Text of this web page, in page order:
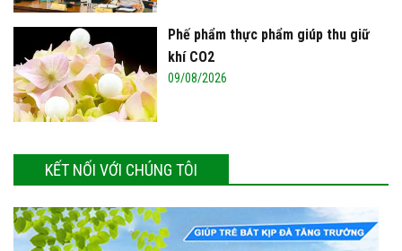
Phế phẩm thực phẩm giúp thu giữ
khí CO2
09/08/2026
KẾT NỐI VỚI CHÚNG TÔI